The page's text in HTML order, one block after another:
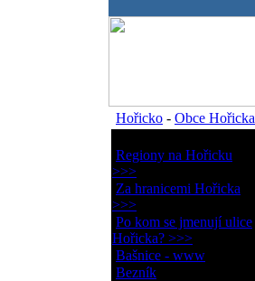
Hořicko - Obce Hořicka
Regiony na Hořicku
>>>
Za hranicemi Hořicka
>>>
Po kom se jmenují ulice
Hořicka? >>>
Bašnice - www
Bezník